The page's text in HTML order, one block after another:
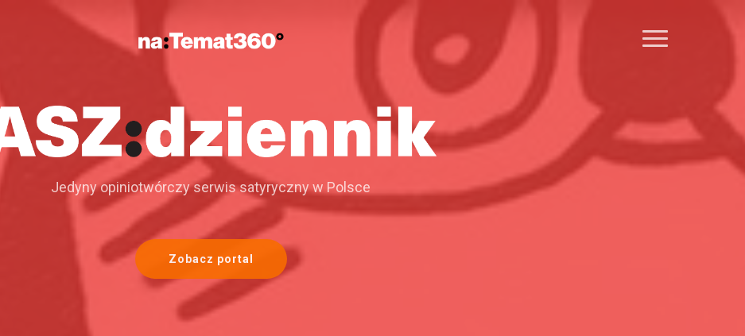
Jedyny opiniotwórczy serwis satyryczny w Polsce
Zobacz portal